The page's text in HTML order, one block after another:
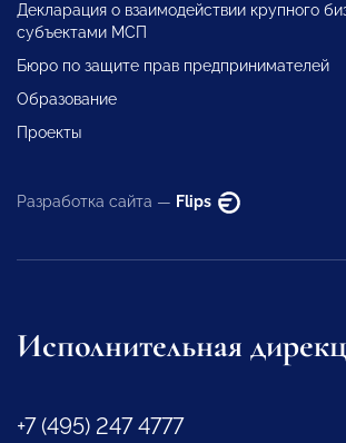
Декларация о взаимодействии крупного
субъектами МСП
Бюро по защите прав предпринимателей
Образование
Проекты
Разработка сайта — Flips
Исполнительная
+7 (495) 247 4777